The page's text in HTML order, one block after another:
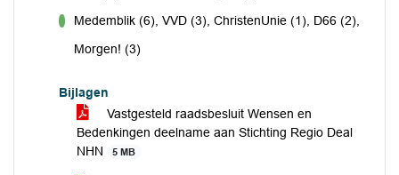
Medemblik (6), VVD (3), ChristenUnie (1), D66 (2),
Morgen! (3)
Bijlagen
Vastgesteld raadsbesluit Wensen en
Bedenkingen deelname aan Stichting Regio Deal
NHN
5 MB